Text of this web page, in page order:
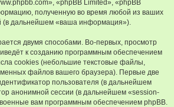
«phpBB Limited», «phpBB
полученную во время любой из ваших
(в дальнейшем «ваша информация»).
двумя способами. Во-первых, просмотр
к созданию программным обеспечением
cookies (небольшие текстовые файлы,
файлов вашего браузера). Первые две
пользователя (в дальнейшем
анонимной сессии (в дальнейшем «session-
вам программным обеспечением phpBB.